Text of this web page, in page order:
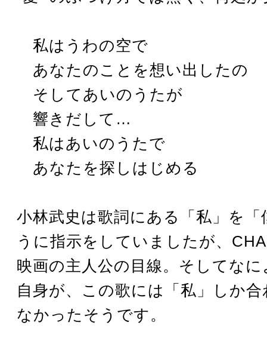
私はうわの空で
あなたのことを想い出したの
そしてあいのうたが
響きだして…
私はあいのうたで
あなたを探しはじめる
小林武史は歌詞にある「私」を
うに指示をしていましたが、
映画の主人公の目線。そしてな
自身が、この歌には「私」しか
なかったそうです。